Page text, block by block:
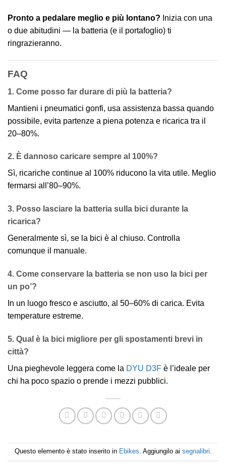
Pronto a pedalare meglio e più lontano? Inizia con una
o due abitudini — la batteria (e il portafoglio) ti
ringrazieranno.
FAQ
1. Come posso far durare di più la batteria?
Mantieni i pneumatici gonfi, usa assistenza bassa quando
possibile, evita partenze a piena potenza e ricarica tra il
20–80%.
2. È dannoso caricare sempre al 100%?
Sì, ricariche continue al 100% riducono la vita utile. Meglio
fermarsi all’80–90%.
3. Posso lasciare la batteria sulla bici durante la
ricarica?
Generalmente sì, se la bici è al chiuso. Controlla
comunque il manuale.
4. Come conservare la batteria se non uso la bici per
un po’?
In un luogo fresco e asciutto, al 50–60% di carica. Evita
temperature estreme.
5. Qual è la bici migliore per gli spostamenti brevi in
città?
Una pieghevole leggera come la DYU D3F è l’ideale per
chi ha poco spazio o prende i mezzi pubblici.
Questo elemento è stato inserito in Ebikes. Aggiungilo ai segnalibri.